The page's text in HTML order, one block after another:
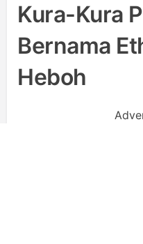
Kura-Kura
Bernama
Heboh